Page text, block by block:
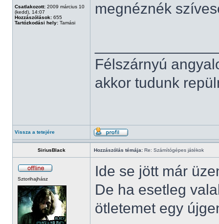
Csatlakozott: 2009 március 10
(kedd), 14:07
Hozzászólások: 655
Tartózkodási hely: Tamási
megnéznék
Félszárnyú
akkor tudunk
Vissza a tetejére
SiriusBlack Hozzászólás témája: Re: Számítógépes játékok
Sztorihajhász
Ide se jött már
De ha esetleg
ötletemet egy